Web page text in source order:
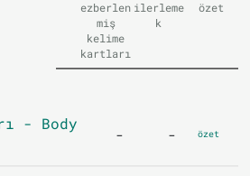
ezberlen
miş
kelime
kartları
ilerleme
k
özet
- Body
- - özet